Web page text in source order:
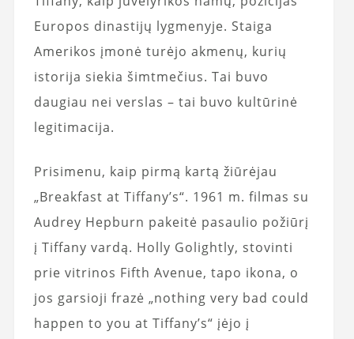
Europos dinastijų lygmenyje. Staiga
Amerikos įmonė turėjo akmenų, kurių
istorija siekia šimtmečius. Tai buvo
daugiau nei verslas – tai buvo kultūrinė
legitimacija.
Prisimenu, kaip pirmą kartą žiūrėjau
„Breakfast at Tiffany’s“. 1961 m. filmas su
Audrey Hepburn pakeitė pasaulio požiūrį
į Tiffany vardą. Holly Golightly, stovinti
prie vitrinos Fifth Avenue, tapo ikona, o
jos garsioji frazė „nothing very bad could
happen to you at Tiffany’s“ įėjo į